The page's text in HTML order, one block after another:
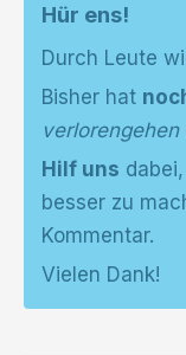
Hür ens!
Durch Leute
Bisher hat
verlorengehen
Hilf uns
besser zu
Kommentar.
Vielen Dank!